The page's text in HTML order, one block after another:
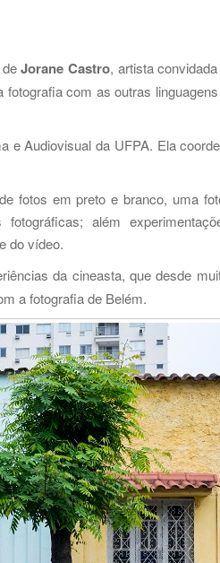
deJorane Castro, artista
com as outras
Audiovisual da UFPA. Ela
fotos em preto e branco, uma
além
do vídeo.
da cineasta, que desde
a fotografia de Belém.